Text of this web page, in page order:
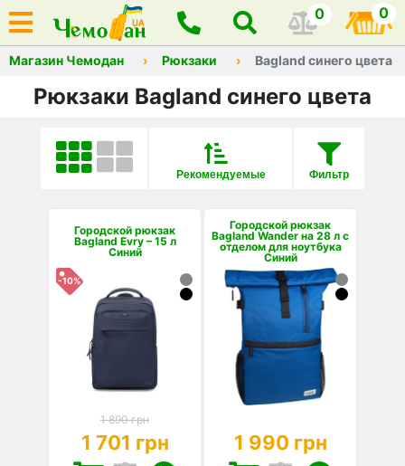
0 0
Магазин Чемодан Рюкзаки Bagland синего цвета
Рюкзаки Bagland синего цвета
Фильтр
Рекомендуемые
Городской рюкзак
Bagland Evry – 15 л
Синий
-10%
1 890 грн
1 701 грн
Городской рюкзак
Bagland Wander на 28 л с
отделом для ноутбука
Синий
1 990 грн